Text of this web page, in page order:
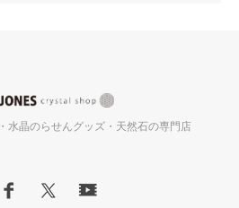
水晶のらせんグッズ・天然石の専門店